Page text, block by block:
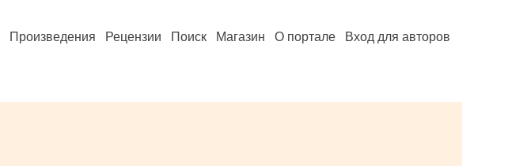
Произведения Рецензии Поиск Магазин О портале Вход для авторов